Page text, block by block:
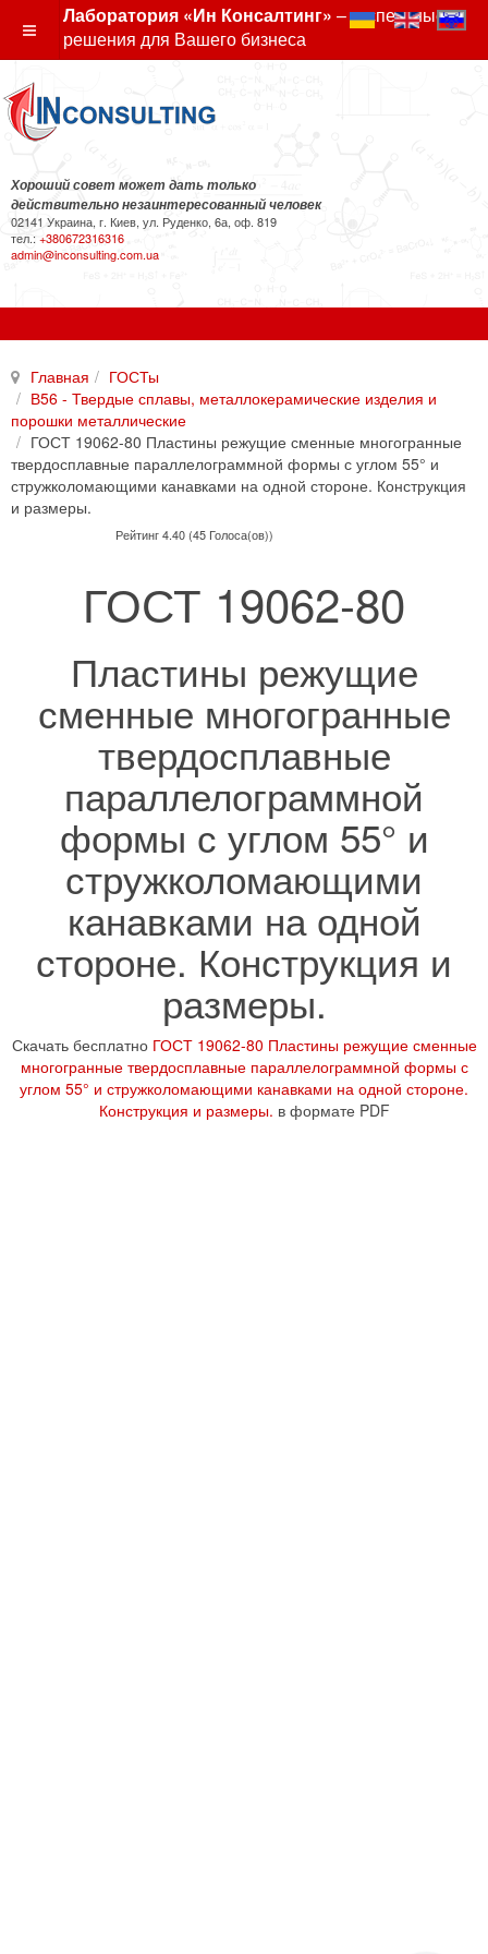
Лаборатория «Ин Консалтинг» – экспертные
решения для Вашего бизнеса
Хороший совет может дать только
действительно незаинтересованный человек
02141 Украина, г. Киев, ул. Руденко, 6а, оф. 819
тел.: +380672316316
admin@inconsulting.com.ua
Главная
ГОСТы
В56 - Твердые сплавы, металлокерамические изделия и
порошки металлические
ГОСТ 19062-80 Пластины режущие сменные многогранные
твердосплавные параллелограммной формы с углом 55° и
стружколомающими канавками на одной стороне. Конструкция
и размеры.
Рейтинг 4.40 (45 Голоса(ов))
ГОСТ 19062-80
Пластины режущие
сменные многогранные
твердосплавные
параллелограммной
формы с углом 55° и
стружколомающими
канавками на одной
стороне. Конструкция и
размеры.
Скачать бесплатно ГОСТ 19062-80 Пластины режущие сменные
многогранные твердосплавные параллелограммной формы с
углом 55° и стружколомающими канавками на одной стороне.
Конструкция и размеры. в формате PDF